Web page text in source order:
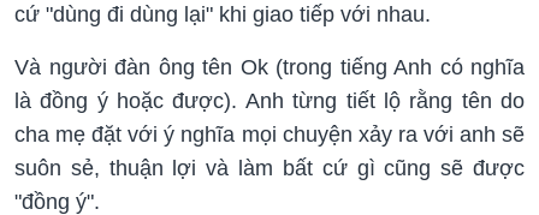
cứ "dùng đi dùng lại" khi giao tiếp với nhau.
Và người đàn ông tên Ok (trong tiếng Anh có nghĩa
là đồng ý hoặc được). Anh từng tiết lộ rằng tên do
cha mẹ đặt với ý nghĩa mọi chuyện xảy ra với anh sẽ
suôn sẻ, thuận lợi và làm bất cứ gì cũng sẽ được
"đồng ý".